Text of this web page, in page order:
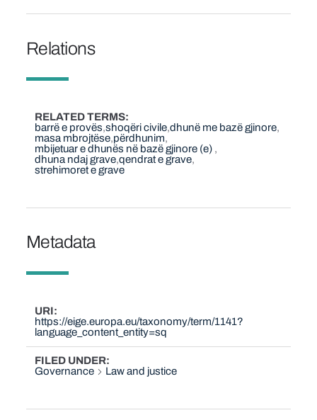
Relations
RELATED TERMS
barrë e provës shoqëri civile dhunë me bazë gjinore
masa mbrojtëse përdhunim
mbijetuar e dhunës në bazë gjinore (e)
dhuna ndaj grave qendrat e grave
strehimoret e grave
Metadata
URI
https://eige.europa.eu/taxonomy/term/1141?
language_content_entity=sq
FILED UNDER
Governance
Law and justice